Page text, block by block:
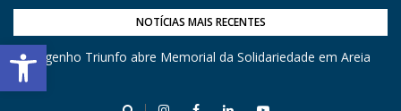
Barra de Ferramentas Aberta
NOTÍCIAS MAIS RECENTES
Engenho Triunfo abre Memorial da Solidariedade em Areia